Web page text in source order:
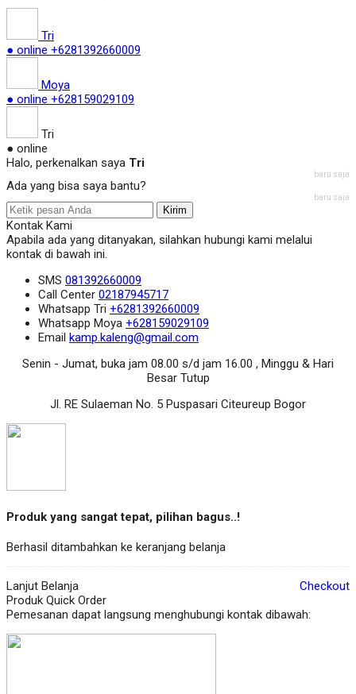
Tri
● online +6281392660009
Moya
● online +628159029109
Tri
● online
Halo, perkenalkan saya Tri
baru saja
Ada yang bisa saya bantu?
baru saja
Kirim
Kontak Kami
Apabila ada yang ditanyakan, silahkan hubungi kami melalui
kontak di bawah ini.
SMS 081392660009
Call Center 02187945717
Whatsapp Tri +6281392660009
Whatsapp Moya +628159029109
Email kamp.kaleng@gmail.com
Senin - Jumat, buka jam 08.00 s/d jam 16.00 , Minggu & Hari
Besar Tutup
Jl. RE Sulaeman No. 5 Puspasari Citeureup Bogor
Produk yang sangat tepat, pilihan bagus..!
Berhasil ditambahkan ke keranjang belanja
Lanjut Belanja
Checkout
Produk Quick Order
Pemesanan dapat langsung menghubungi kontak dibawah: